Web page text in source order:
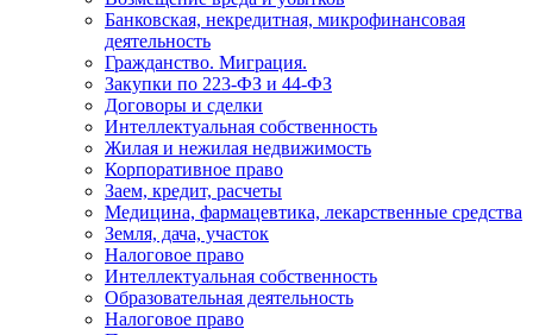
Банковская, некредитная, микрофинансовая
деятельность
Гражданство. Миграция.
Закупки по 223-ФЗ и 44-ФЗ
Договоры и сделки
Интеллектуальная собственность
Жилая и нежилая недвижимость
Корпоративное право
Заем, кредит, расчеты
Медицина, фармацевтика, лекарственные средства
Земля, дача, участок
Налоговое право
Интеллектуальная собственность
Образовательная деятельность
Налоговое право